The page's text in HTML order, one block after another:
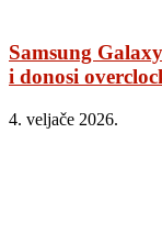
Samsung
i donosi
4. veljače 2026.